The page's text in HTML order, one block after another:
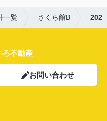
一覧 さくら館B 202
ろ不動産
お問い合わせ